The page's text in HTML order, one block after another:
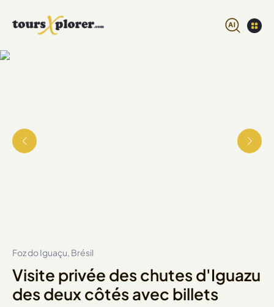
Foz do Iguaçu, Brésil
Visite privée des chutes d'Iguazu
des deux côtés avec billets